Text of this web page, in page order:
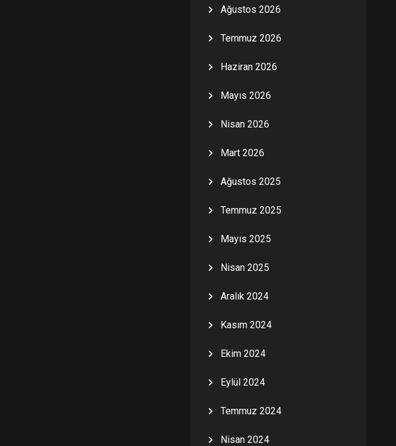
Ağustos 2026
Temmuz 2026
Haziran 2026
Mayıs 2026
Nisan 2026
Mart 2026
Ağustos 2025
Temmuz 2025
Mayıs 2025
Nisan 2025
Aralık 2024
Kasım 2024
Ekim 2024
Eylül 2024
Temmuz 2024
Nisan 2024